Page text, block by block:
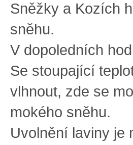
Sněžky a Kozích
sněhu.
V dopoledních
Se stoupající
vlhnout, zde se
mokého sněhu.
Uvolnění laviny je